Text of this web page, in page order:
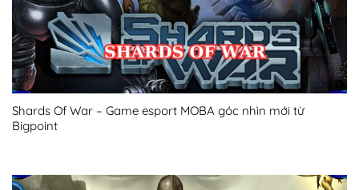
Shards Of War – Game esport MOBA góc nhìn mới từ
Bigpoint